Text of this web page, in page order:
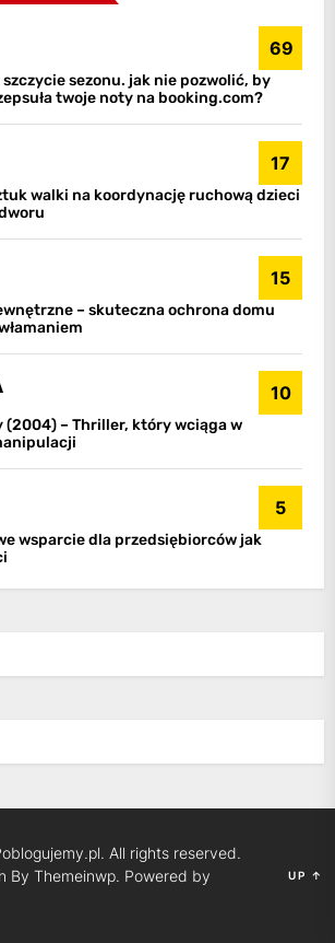
69
szczycie sezonu. jak nie pozwolić, by
twoje noty na booking.com?
17
walki na koordynację ruchową dzieci
15
– skuteczna ochrona domu
10
(2004) – Thriller, który wciąga w
5
wsparcie dla przedsiębiorców jak
All rights reserved.
By Themeinwp. Powered by
UP ↑